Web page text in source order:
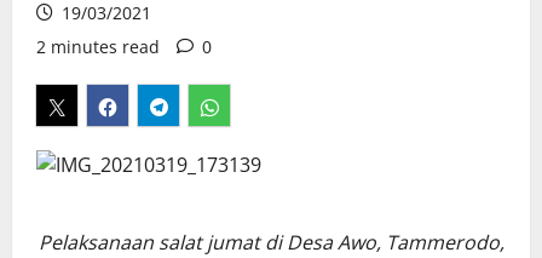
19/03/2021
2 minutes read
0
Pelaksanaan salat jumat di Desa Awo, Tammerodo,